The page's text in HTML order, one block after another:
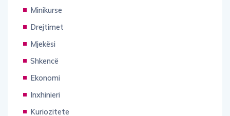
Minikurse
Drejtimet
Mjekësi
Shkencë
Ekonomi
Inxhinieri
Kuriozitete